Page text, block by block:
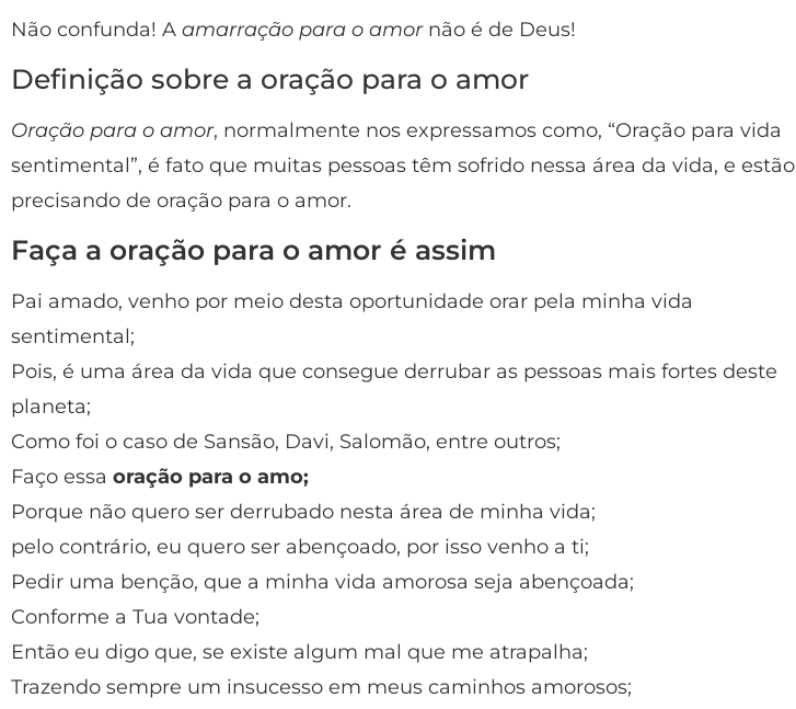
Não confunda! A amarração para o amornão é de Deus!
Definição sobre a oração para o amor
Oração para o amor, normalmente nos expressamos como, “Oração para vida
sentimental”, é fato que muitas pessoas têm sofrido nessa área da vida, e estão
precisando de oração para o amor.
Faça a oração para o amor é assim
Pai amado, venho por meio desta oportunidade orar pela minha vida
sentimental;
Pois, é uma área da vida que consegue derrubar as pessoas mais fortes deste
planeta;
Como foi o caso de Sansão, Davi, Salomão, entre outros;
Faço essa oração para o amo;
Porque não quero ser derrubado nesta área de minha vida;
pelo contrário, eu quero ser abençoado, por isso venho a ti;
Pedir uma benção, que a minha vida amorosa seja abençoada;
Conforme a Tua vontade;
Então eu digo que, se existe algum mal que me atrapalha;
Trazendo sempre um insucesso em meus caminhos amorosos;